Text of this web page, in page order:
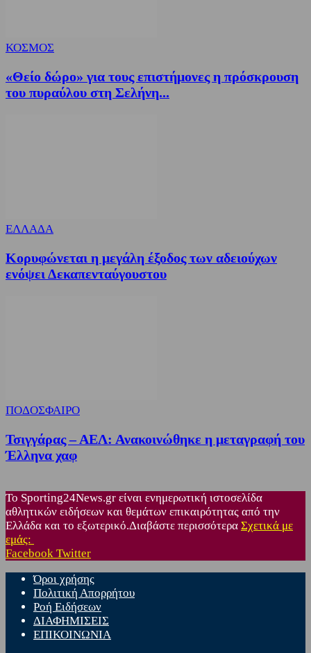
ΚΟΣΜΟΣ
«Θείο δώρο» για τους επιστήμονες η πρόσκρουση
του πυραύλου στη Σελήνη...
ΕΛΛΑΔΑ
Κορυφώνεται η μεγάλη έξοδος των αδειούχων
ενόψει Δεκαπενταύγουστου
ΠΟΔΟΣΦΑΙΡΟ
Τσιγγάρας – ΑΕΛ: Ανακοινώθηκε η μεταγραφή του
Έλληνα χαφ
Το Sporting24News.gr είναι ενημερωτική ιστοσελίδα
αθλητικών ειδήσεων και θεμάτων επικαιρότητας από την
Ελλάδα και το εξωτερικό.Διαβάστε περισσότερα Σχετικά με
εμάς:
Facebook Twitter
Όροι χρήσης
Πολιτική Απορρήτου
Ροή Ειδήσεων
ΔΙΑΦΗΜΙΣΕΙΣ
ΕΠΙΚΟΙΝΩΝΙΑ